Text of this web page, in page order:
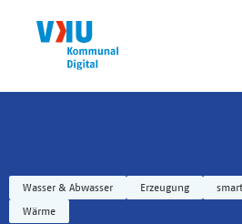
Wasser & Abwasser Erzeugung
Wärme